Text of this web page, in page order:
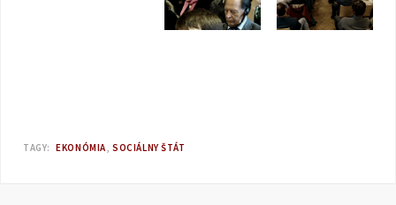
TAGY: EKONÓMIA SOCIÁLNY ŠTÁT